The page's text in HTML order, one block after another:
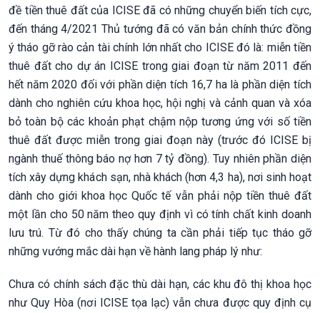
đề tiền thuê đất của ICISE đã có những chuyển biến tích cực,
đến tháng 4/2021 Thủ tướng đã có văn bản chính thức đồng
ý tháo gỡ rào cản tài chính lớn nhất cho ICISE đó là: miễn tiền
thuê đất cho dự án ICISE trong giai đoạn từ năm 2011 đến
hết năm 2020 đối với phần diện tích 16,7 ha là phần diện tích
dành cho nghiên cứu khoa học, hội nghị và cảnh quan và xóa
bỏ toàn bộ các khoản phạt chậm nộp tương ứng với số tiền
thuê đất được miễn trong giai đoạn này (trước đó ICISE bị
ngành thuế thông báo nợ hơn 7 tỷ đồng). Tuy nhiên phần diện
tích xây dựng khách sạn, nhà khách (hơn 4,3 ha), nơi sinh hoạt
dành cho giới khoa học Quốc tế vẫn phải nộp tiền thuê đất
một lần cho 50 năm theo quy định vì có tính chất kinh doanh
lưu trú. Từ đó cho thấy chúng ta cần phải tiếp tục tháo gỡ
những vướng mắc dài hạn về hành lang pháp lý như:
Chưa có chính sách đặc thù dài hạn, các khu đô thị khoa học
như Quy Hòa (nơi ICISE tọa lạc) vẫn chưa được quy định cụ